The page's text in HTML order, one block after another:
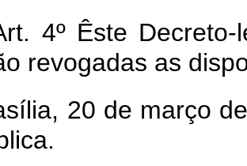
4º Êste
revogadas as
20 de março de